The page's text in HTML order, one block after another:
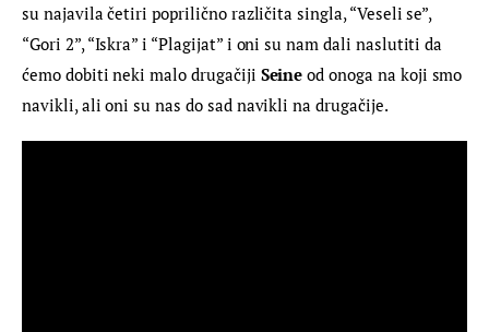
su najavila četiri poprilično različita singla, “Veseli se”,
“Gori 2”, “Iskra” i “Plagijat” i oni su nam dali naslutiti da
ćemo dobiti neki malo drugačiji Seine od onoga na koji smo
navikli, ali oni su nas do sad navikli na drugačije.